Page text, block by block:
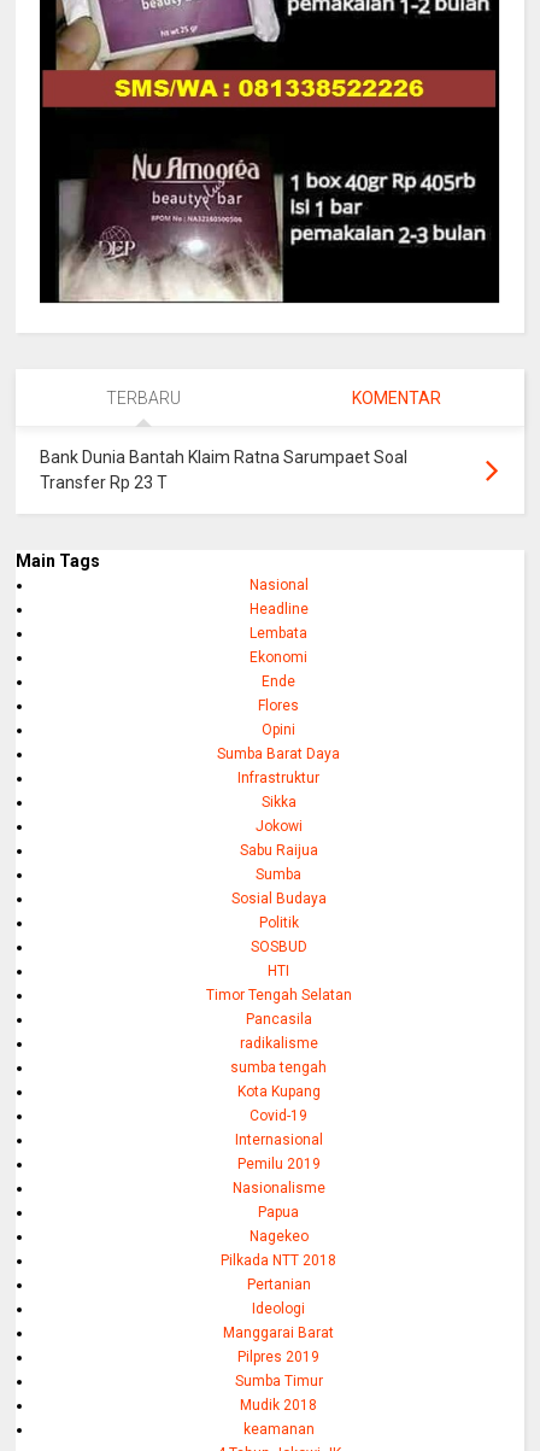
TERBARU KOMENTAR
Bank Dunia Bantah Klaim Ratna Sarumpaet Soal
Transfer Rp 23 T
Main Tags
Nasional
Headline
Lembata
Ekonomi
Ende
Flores
Opini
Sumba Barat Daya
Infrastruktur
Sikka
Jokowi
Sabu Raijua
Sumba
Sosial Budaya
Politik
SOSBUD
HTI
Timor Tengah Selatan
Pancasila
radikalisme
sumba tengah
Kota Kupang
Covid-19
Internasional
Pemilu 2019
Nasionalisme
Papua
Nagekeo
Pilkada NTT 2018
Pertanian
Ideologi
Manggarai Barat
Pilpres 2019
Sumba Timur
Mudik 2018
keamanan